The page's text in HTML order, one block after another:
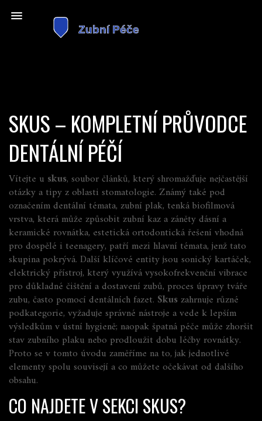
SKUS – KOMPLETNÍ PRŮVODCE
DENTÁLNÍ PÉČÍ
Vítejte u skus, soubor článků, který shromažďuje nejčastější
otázky a tipy z oblasti stomatologie. Známý také pod
označenímdentální témata, zubní plak, tenká biofilmová
vrstva, která může způsobit zubní kaz a záněty dásní a
keramické rovnátka, estetická ortodontická řešení vhodná
pro dospělé i teenagery, patří mezi hlavní témata, jenž tato
skupina pokrývá. Další klíčové entity jsou sonický kartáček,
elektrický přístroj, který využívá vysokofrekvenční vibrace
pro důkladné čištění adostavení zubů, proces úpravy tváře
zubu, často pomocí dentálních fazet. Skuszahrnuje různé
podkategorie, vyžaduje správné nástroje a vede k lepším
výsledkům v ústní hygieně; naopak špatná péče může zhoršit
stav zubního plak​u nebo prodloužit dobu léčby rovnátky.
Proto se v tomto úvodu zaměříme na to, jak jednotlivé
elementy spolu souvisejí a co můžete očekávat od dalšího
obsahu.
CO NAJDETE V SEKCI SKUS?